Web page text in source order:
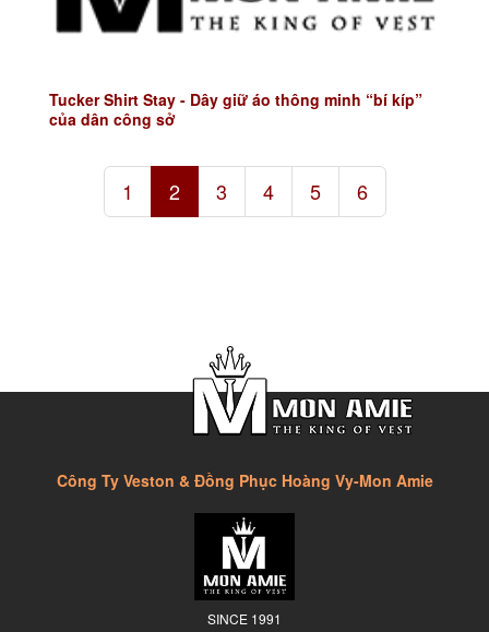
Tucker Shirt Stay - Dây giữ áo thông minh “bí kíp”
của dân công sở
1 2 3 4 5 6
Công Ty Veston & Đồng Phục Hoàng Vy-Mon Amie
SINCE 1991